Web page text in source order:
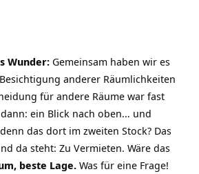
Wunder: Gemeinsam haben wir es
anderer Räumlichkeiten
für andere Räume war fast
ein Blick nach oben… und
das dort im zweiten Stock? Das
da steht: Zu Vermieten. Wäre das
beste Lage. Was für eine Frage!